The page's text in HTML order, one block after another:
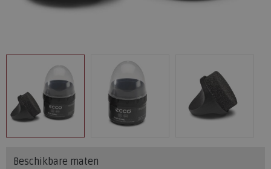
Beschikbare maten